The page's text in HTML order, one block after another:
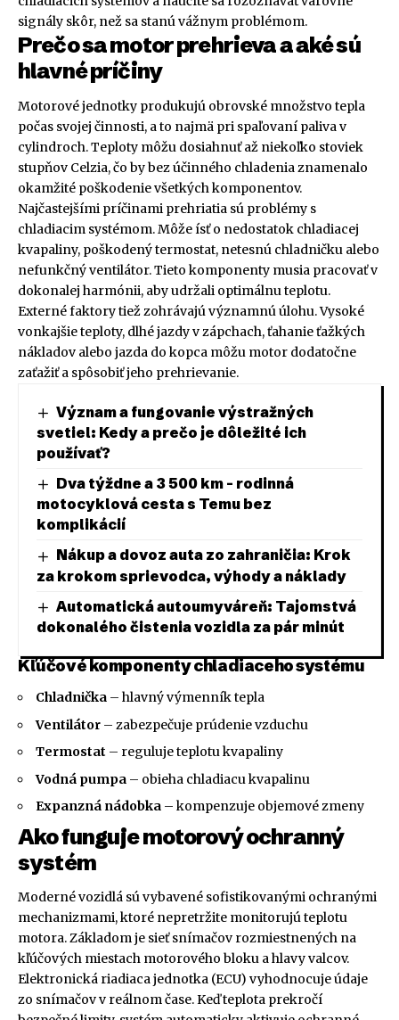
signály skôr, než sa stanú vážnym problémom.
Prečo sa motor prehrieva a aké sú
hlavné príčiny
Motorové jednotky produkujú obrovské množstvo tepla
počas svojej činnosti, a to najmä pri spaľovaní paliva v
cylindroch. Teploty môžu dosiahnuť až niekoľko stoviek
stupňov Celzia, čo by bez účinného chladenia znamenalo
okamžité poškodenie všetkých komponentov.
Najčastejšími príčinami prehriatia sú problémy s
chladiacim systémom. Môže ísť o nedostatok chladiacej
kvapaliny, poškodený termostat, netesnú chladničku alebo
nefunkčný ventilátor. Tieto komponenty musia pracovať v
dokonalej harmónii, aby udržali optimálnu teplotu.
Externé faktory tiež zohrávajú významnú úlohu. Vysoké
vonkajšie teploty, dlhé jazdy v zápchach, ťahanie ťažkých
nákladov alebo jazda do kopca môžu motor dodatočne
zaťažiť a spôsobiť jeho prehrievanie.
Význam a fungovanie výstražných
svetiel: Kedy a prečo je dôležité ich
používať?
Dva týždne a 3 500 km – rodinná
motocyklová cesta s Temu bez
komplikácií
Nákup a dovoz auta zo zahraničia: Krok
za krokom sprievodca, výhody a náklady
Automatická autoumyváreň: Tajomstvá
dokonalého čistenia vozidla za pár minút
Kľúčové komponenty chladiaceho systému
Chladnička – hlavný výmenník tepla
Ventilátor – zabezpečuje prúdenie vzduchu
Termostat – reguluje teplotu kvapaliny
Vodná pumpa – obieha chladiacu kvapalinu
Expanzná nádobka – kompenzuje objemové zmeny
Ako funguje motorový ochranný
systém
Moderné vozidlá sú vybavené sofistikovanými ochranými
mechanizmami, ktoré nepretržite monitorujú teplotu
motora. Základom je sieť snímačov rozmiestnených na
kľúčových miestach motorového bloku a hlavy valcov.
Elektronická riadiaca jednotka (ECU) vyhodnocuje údaje
zo snímačov v reálnom čase. Keď teplota prekročí